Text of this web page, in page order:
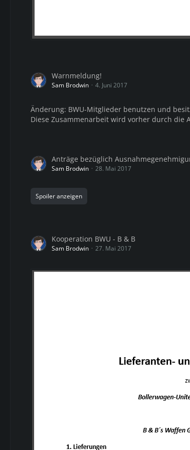
Warnmeldung!
Sam Brodwin 4. Juni 2017
Änderung: BWU-Mitglieder benutzen und
Diese Zusammenarbeit wird vorher durch die
Anträge bezüglich
Sam Brodwin 28. Mai 2017
Spoiler anzeigen
Kooperation BWU - B & B
Sam Brodwin 27. Mai 2017